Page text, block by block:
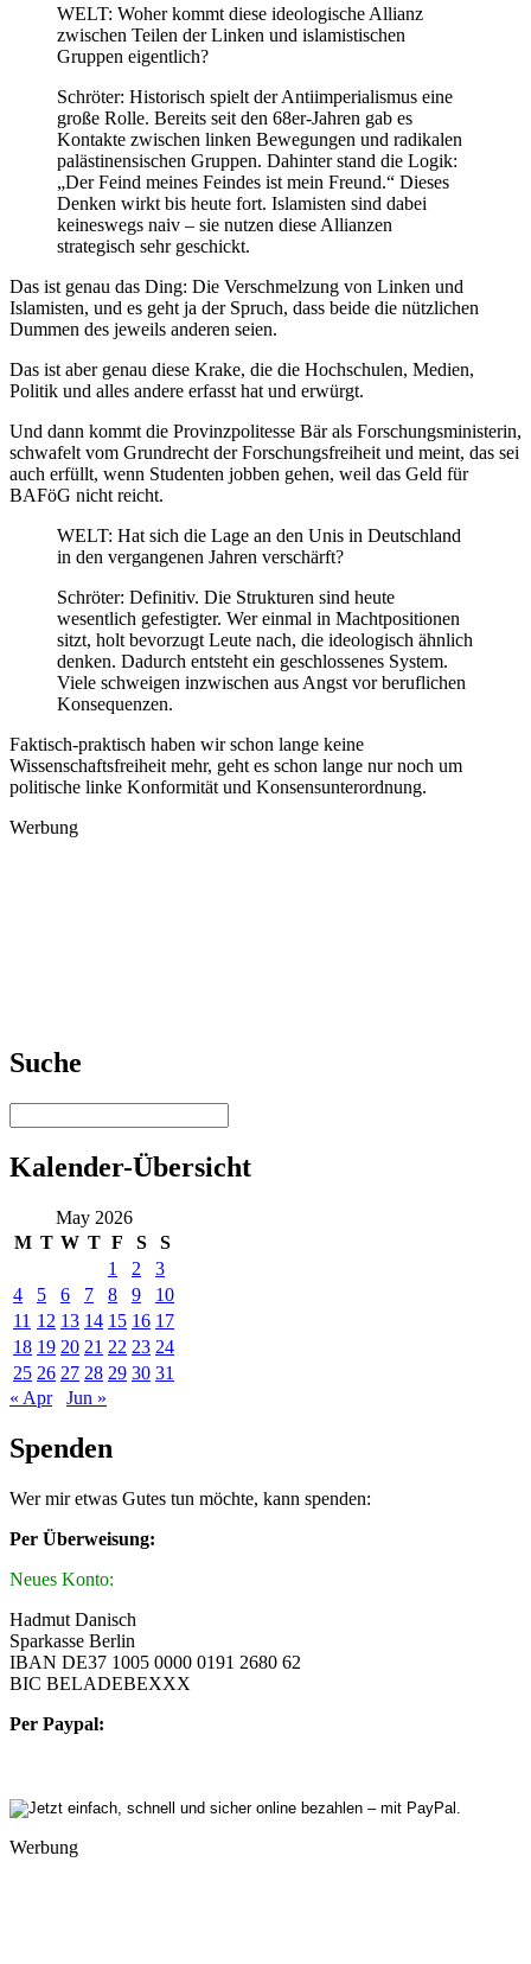
WELT: Woher kommt diese ideologische Allianz
zwischen Teilen der Linken und islamistischen
Gruppen eigentlich?
Schröter: Historisch spielt der Antiimperialismus eine
große Rolle. Bereits seit den 68er-Jahren gab es
Kontakte zwischen linken Bewegungen und radikalen
palästinensischen Gruppen. Dahinter stand die Logik:
„Der Feind meines Feindes ist mein Freund.“ Dieses
Denken wirkt bis heute fort. Islamisten sind dabei
keineswegs naiv – sie nutzen diese Allianzen
strategisch sehr geschickt.
Das ist genau das Ding: Die Verschmelzung von Linken und
Islamisten, und es geht ja der Spruch, dass beide die nützlichen
Dummen des jeweils anderen seien.
Das ist aber genau diese Krake, die die Hochschulen, Medien,
Politik und alles andere erfasst hat und erwürgt.
Und dann kommt die Provinzpolitesse Bär als Forschungsministerin,
schwafelt vom Grundrecht der Forschungsfreiheit und meint, das sei
auch erfüllt, wenn Studenten jobben gehen, weil das Geld für
BAFöG nicht reicht.
WELT: Hat sich die Lage an den Unis in Deutschland
in den vergangenen Jahren verschärft?
Schröter: Definitiv. Die Strukturen sind heute
wesentlich gefestigter. Wer einmal in Machtpositionen
sitzt, holt bevorzugt Leute nach, die ideologisch ähnlich
denken. Dadurch entsteht ein geschlossenes System.
Viele schweigen inzwischen aus Angst vor beruflichen
Konsequenzen.
Faktisch-praktisch haben wir schon lange keine
Wissenschaftsfreiheit mehr, geht es schon lange nur noch um
politische linke Konformität und Konsensunterordnung.
Werbung
Suche
Kalender-Übersicht
May 2026
M T W T F S
S
1
2
3
4
5 6 7 8 9
10
11 12 13 14 15 16 17
18 19 20 21 22 23 24
25 26 27 28 29 30 31
« Apr
Jun »
Spenden
Wer mir etwas Gutes tun möchte, kann spenden:
Per Überweisung:
Neues Konto:
Hadmut Danisch
Sparkasse Berlin
IBAN DE37 1005 0000 0191 2680 62
BIC BELADEBEXXX
Per Paypal:
Werbung